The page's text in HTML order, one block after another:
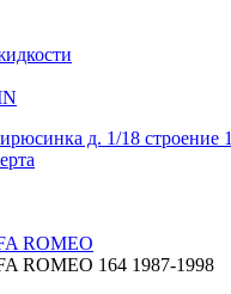
д. 1/18 строение 1
ROMEO
ROMEO 164 1987-1998